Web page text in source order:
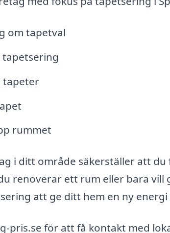
om tapetval
tapetsering
tapeter
rummet
i ditt område säkerställer att du
renoverar ett rum eller bara
att ge ditt hem en ny energi
pris.se för att få kontakt med